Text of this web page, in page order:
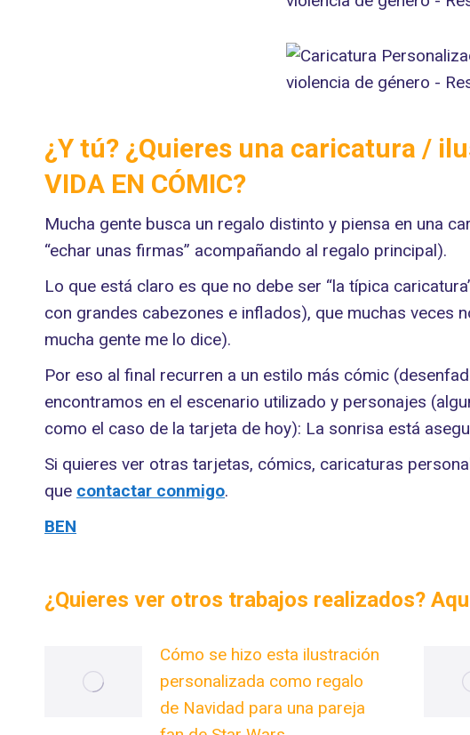
¿Y tú? ¿Quieres una caricatura /
VIDA EN CÓMIC?
Mucha gente busca un regalo distinto y piensa en una
“echar unas firmas” acompañando al regalo principal).
Lo que está claro es que no debe ser “la típica
con grandes cabezones e inflados), que muchas veces
mucha gente me lo dice).
Por eso al final recurren a un estilo más cómic
encontramos en el escenario utilizado y personajes
como el caso de la tarjeta de hoy): La sonrisa está
Si quieres ver otras tarjetas, cómics, caricaturas
que contactar conmigo.
BEN
¿Quieres ver otros trabajos realizados?
Cómo se hizo esta ilustración
personalizada como regalo
de Navidad para una pareja